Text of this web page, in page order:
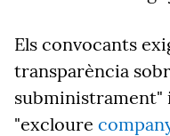
Els convocants
transparència
subministrament"
"excloure